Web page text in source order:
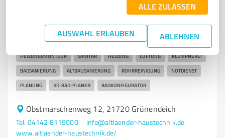
ALLE ZULASSEN
AUSWAHL ERLAUBEN ABLEHNEN
Altländer Haustechnik GmbH
Heizungsmonteur und Sanitärdienstleistungen in
Grünendeich von Altländer Haustec
HEIZUNGSMONTEUR SANITÄR HEIZUNG LÜFTUNG KLEMPNEREI
BADSANIERUNG ALTBAUSANIERUNG ROHRREINIGUNG NOTDIENST
PLANUNG 3D-BAD-PLANER BADKONFIGURATOR
Obstmarschenweg 12, 21720 Grünendeich
Tel. 04142 8119000
info@altlaender-haustechnik.de
www.altlaender-haustechnik.de/